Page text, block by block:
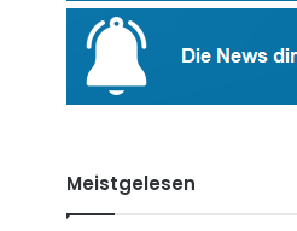
Meistgelesen